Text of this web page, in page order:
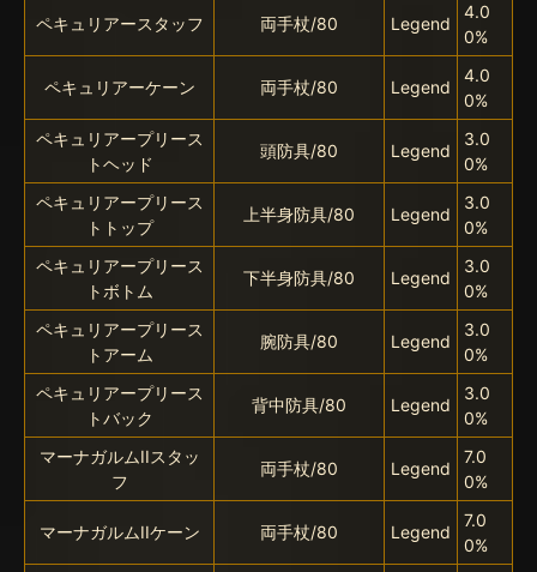
ペキュリアースタッフ 両手杖/80 Legend
4.0
0%
ペキュリアーケーン 両手杖/80 Legend
4.0
0%
ペキュリアープリース
トヘッド
頭防具/80 Legend
3.0
0%
ペキュリアープリース
トトップ
上半身防具/80 Legend
3.0
0%
ペキュリアープリース
トボトム
下半身防具/80 Legend
3.0
0%
ペキュリアープリース
トアーム
腕防具/80 Legend
3.0
0%
ペキュリアープリース
トバック
背中防具/80 Legend
3.0
0%
マーナガルムIIスタッ
フ
両手杖/80 Legend
7.0
0%
マーナガルムIIケーン 両手杖/80 Legend
7.0
0%